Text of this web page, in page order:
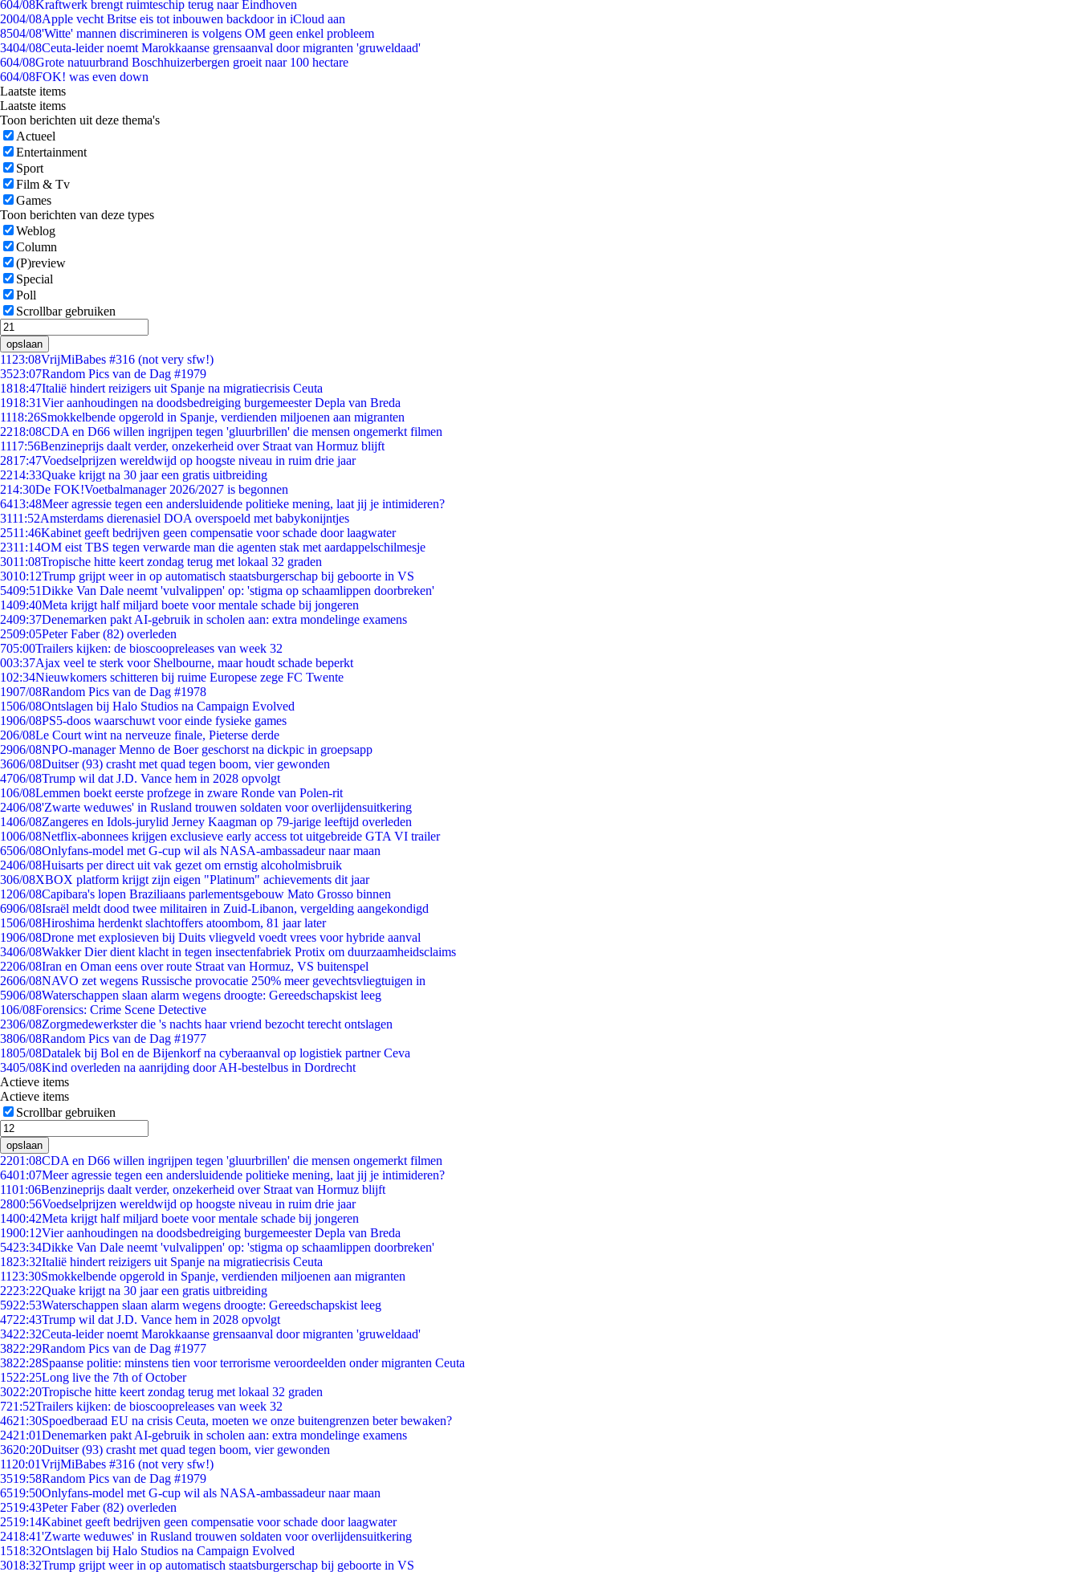
604/08Kraftwerk brengt ruimteschip terug naar Eindhoven
2004/08Apple vecht Britse eis tot inbouwen backdoor in iCloud aan
8504/08'Witte' mannen discrimineren is volgens OM geen enkel probleem
3404/08Ceuta-leider noemt Marokkaanse grensaanval door migranten 'gruweldaad'
604/08Grote natuurbrand Boschhuizerbergen groeit naar 100 hectare
604/08FOK! was even down
Laatste items
Laatste items
Toon berichten uit deze thema's
Actueel
Entertainment
Sport
Film & Tv
Games
Toon berichten van deze types
Weblog
Column
(P)review
Special
Poll
Scrollbar gebruiken
opslaan
11 23:08VrijMiBabes #316 (not very sfw!)
3523:07Random Pics van de Dag #1979
1818:47Italië hindert reizigers uit Spanje na migratiecrisis Ceuta
1918:31Vier aanhoudingen na doodsbedreiging burgemeester Depla van Breda
1118:26Smokkelbende opgerold in Spanje, verdienden miljoenen aan migranten
2218:08CDA en D66 willen ingrijpen tegen 'gluurbrillen' die mensen ongemerkt filmen
1117:56Benzineprijs daalt verder, onzekerheid over Straat van Hormuz blijft
2817:47Voedselprijzen wereldwijd op hoogste niveau in ruim drie jaar
2214:33Quake krijgt na 30 jaar een gratis uitbreiding
214:30De FOK!Voetbalmanager 2026/2027 is begonnen
6413:48Meer agressie tegen een andersluidende politieke mening, laat jij je intimideren?
3111:52Amsterdams dierenasiel DOA overspoeld met babykonijntjes
2511:46Kabinet geeft bedrijven geen compensatie voor schade door laagwater
2311:14OM eist TBS tegen verwarde man die agenten stak met aardappelschilmesje
3011:08Tropische hitte keert zondag terug met lokaal 32 graden
3010:12Trump grijpt weer in op automatisch staatsburgerschap bij geboorte in VS
5409:51Dikke Van Dale neemt 'vulvalippen' op: 'stigma op schaamlippen doorbreken'
1409:40Meta krijgt half miljard boete voor mentale schade bij jongeren
2409:37Denemarken pakt AI-gebruik in scholen aan: extra mondelinge examens
2509:05Peter Faber (82) overleden
705:00Trailers kijken: de bioscoopreleases van week 32
003:37Ajax veel te sterk voor Shelbourne, maar houdt schade beperkt
102:34Nieuwkomers schitteren bij ruime Europese zege FC Twente
1907/08Random Pics van de Dag #1978
1506/08Ontslagen bij Halo Studios na Campaign Evolved
1906/08PS5-doos waarschuwt voor einde fysieke games
206/08Le Court wint na nerveuze finale, Pieterse derde
2906/08NPO-manager Menno de Boer geschorst na dickpic in groepsapp
3606/08Duitser (93) crasht met quad tegen boom, vier gewonden
4706/08Trump wil dat J.D. Vance hem in 2028 opvolgt
106/08Lemmen boekt eerste profzege in zware Ronde van Polen-rit
2406/08'Zwarte weduwes' in Rusland trouwen soldaten voor overlijdensuitkering
1406/08Zangeres en Idols-jurylid Jerney Kaagman op 79-jarige leeftijd overleden
1006/08Netflix-abonnees krijgen exclusieve early access tot uitgebreide GTA VI trailer
6506/08Onlyfans-model met G-cup wil als NASA-ambassadeur naar maan
2406/08Huisarts per direct uit vak gezet om ernstig alcoholmisbruik
306/08XBOX platform krijgt zijn eigen "Platinum" achievements dit jaar
1206/08Capibara's lopen Braziliaans parlementsgebouw Mato Grosso binnen
6906/08Israël meldt dood twee militairen in Zuid-Libanon, vergelding aangekondigd
1506/08Hiroshima herdenkt slachtoffers atoombom, 81 jaar later
1906/08Drone met explosieven bij Duits vliegveld voedt vrees voor hybride aanval
3406/08Wakker Dier dient klacht in tegen insectenfabriek Protix om duurzaamheidsclaims
2206/08Iran en Oman eens over route Straat van Hormuz, VS buitenspel
2606/08NAVO zet wegens Russische provocatie 250% meer gevechtsvliegtuigen in
5906/08Waterschappen slaan alarm wegens droogte: Gereedschapskist leeg
106/08Forensics: Crime Scene Detective
2306/08Zorgmedewerkster die 's nachts haar vriend bezocht terecht ontslagen
3806/08Random Pics van de Dag #1977
1805/08Datalek bij Bol en de Bijenkorf na cyberaanval op logistiek partner Ceva
3405/08Kind overleden na aanrijding door AH-bestelbus in Dordrecht
Actieve items
Actieve items
Scrollbar gebruiken
opslaan
2201:08CDA en D66 willen ingrijpen tegen 'gluurbrillen' die mensen ongemerkt filmen
6401:07Meer agressie tegen een andersluidende politieke mening, laat jij je intimideren?
1101:06Benzineprijs daalt verder, onzekerheid over Straat van Hormuz blijft
2800:56Voedselprijzen wereldwijd op hoogste niveau in ruim drie jaar
1400:42Meta krijgt half miljard boete voor mentale schade bij jongeren
1900:12Vier aanhoudingen na doodsbedreiging burgemeester Depla van Breda
5423:34Dikke Van Dale neemt 'vulvalippen' op: 'stigma op schaamlippen doorbreken'
1823:32Italië hindert reizigers uit Spanje na migratiecrisis Ceuta
11 23:30Smokkelbende opgerold in Spanje, verdienden miljoenen aan migranten
2223:22Quake krijgt na 30 jaar een gratis uitbreiding
5922:53Waterschappen slaan alarm wegens droogte: Gereedschapskist leeg
4722:43Trump wil dat J.D. Vance hem in 2028 opvolgt
3422:32Ceuta-leider noemt Marokkaanse grensaanval door migranten 'gruweldaad'
3822:29Random Pics van de Dag #1977
3822:28Spaanse politie: minstens tien voor terrorisme veroordeelden onder migranten Ceuta
1522:25Long live the 7th of October
3022:20Tropische hitte keert zondag terug met lokaal 32 graden
721:52Trailers kijken: de bioscoopreleases van week 32
4621:30Spoedberaad EU na crisis Ceuta, moeten we onze buitengrenzen beter bewaken?
2421:01Denemarken pakt AI-gebruik in scholen aan: extra mondelinge examens
3620:20Duitser (93) crasht met quad tegen boom, vier gewonden
11 20:01VrijMiBabes #316 (not very sfw!)
3519:58Random Pics van de Dag #1979
6519:50Onlyfans-model met G-cup wil als NASA-ambassadeur naar maan
2519:43Peter Faber (82) overleden
2519:14Kabinet geeft bedrijven geen compensatie voor schade door laagwater
2418:41'Zwarte weduwes' in Rusland trouwen soldaten voor overlijdensuitkering
1518:32Ontslagen bij Halo Studios na Campaign Evolved
3018:32Trump grijpt weer in op automatisch staatsburgerschap bij geboorte in VS